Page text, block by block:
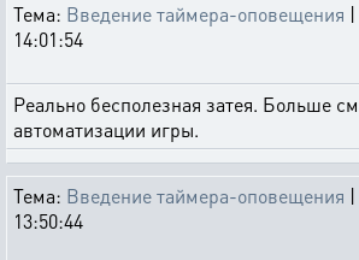
Тема: Введение таймера-оповещения |
14:01:54
Реально бесполезная затея. Больше
автоматизации игры.
Тема: Введение таймера-оповещения |
13:50:44